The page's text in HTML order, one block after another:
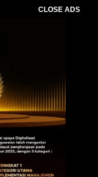
CLOSE ADS